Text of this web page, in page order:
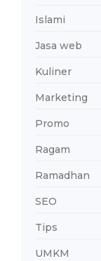
Islami
Jasa web
Kuliner
Marketing
Promo
Ragam
Ramadhan
SEO
Tips
UMKM